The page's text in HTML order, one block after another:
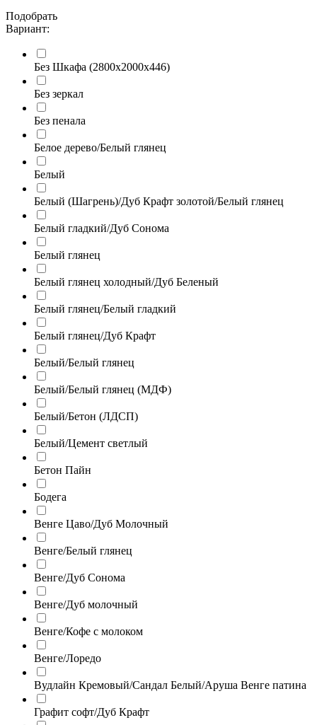
Подобрать
Вариант:
Без Шкафа (2800х2000х446)
Без зеркал
Без пенала
Белое дерево/Белый глянец
Белый
Белый (Шагрень)/Дуб Крафт золотой/Белый глянец
Белый гладкий/Дуб Сонома
Белый глянец
Белый глянец холодный/Дуб Беленый
Белый глянец/Белый гладкий
Белый глянец/Дуб Крафт
Белый/Белый глянец
Белый/Белый глянец (МДФ)
Белый/Бетон (ЛДСП)
Белый/Цемент светлый
Бетон Пайн
Бодега
Венге Цаво/Дуб Молочный
Венге/Белый глянец
Венге/Дуб Сонома
Венге/Дуб молочный
Венге/Кофе с молоком
Венге/Лоредо
Вудлайн Кремовый/Сандал Белый/Аруша Венге патина
Графит софт/Дуб Крафт